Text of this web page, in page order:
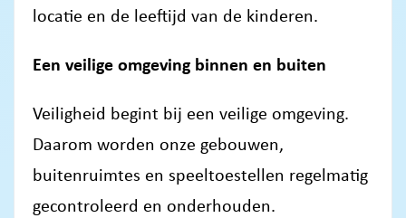
locatie en de leeftijd van de kinderen.
Een veilige omgeving binnen en buiten
Veiligheid begint bij een veilige omgeving.
Daarom worden onze gebouwen,
buitenruimtes en speeltoestellen regelmatig
gecontroleerd en onderhouden.